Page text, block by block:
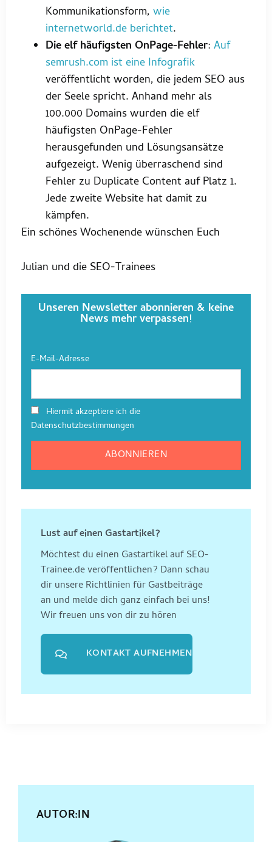
Kommunikationsform, wie
internetworld.de berichtet.
Die elf häufigsten OnPage-Fehler: Auf
semrush.com ist eine Infografik
veröffentlicht worden, die jedem SEO aus
der Seele spricht. Anhand mehr als
100.000 Domains wurden die elf
häufigsten OnPage-Fehler
herausgefunden und Lösungsansätze
aufgezeigt. Wenig überraschend sind
Fehler zu Duplicate Content auf Platz 1.
Jede zweite Website hat damit zu
kämpfen.
Ein schönes Wochenende wünschen Euch
Julian und die SEO-Trainees
Unseren Newsletter abonnieren & keine
News mehr verpassen!
E-Mail-Adresse
Hiermit akzeptiere ich die
Datenschutzbestimmungen
Lust auf einen Gastartikel?
Möchtest du einen Gastartikel auf SEO-
Trainee.de veröffentlichen? Dann schau
dir unsere Richtlinien für Gastbeiträge
an und melde dich ganz einfach bei uns!
Wir freuen uns von dir zu hören
KONTAKT AUFNEHMEN
AUTOR:IN